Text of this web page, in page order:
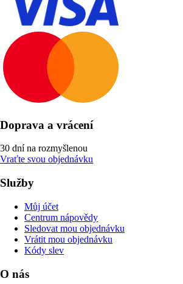
Doprava a vrácení
30 dní na rozmyšlenou
Vraťte svou objednávku
Služby
Můj účet
Centrum nápovědy
Sledovat mou objednávku
Vrátit mou objednávku
Kódy slev
O nás